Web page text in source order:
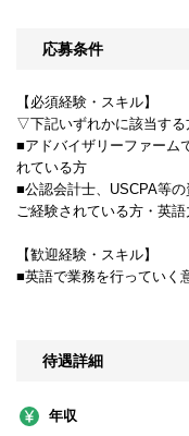
応募条件
【必須経験・スキル】
▽下記いずれかに該当する
■アドバイザリーファーム
れている方
■公認会計士、USCPA等
ご経験されている方・英
【歓迎経験・スキル】
■英語で業務を行っていく
待遇詳細
年収